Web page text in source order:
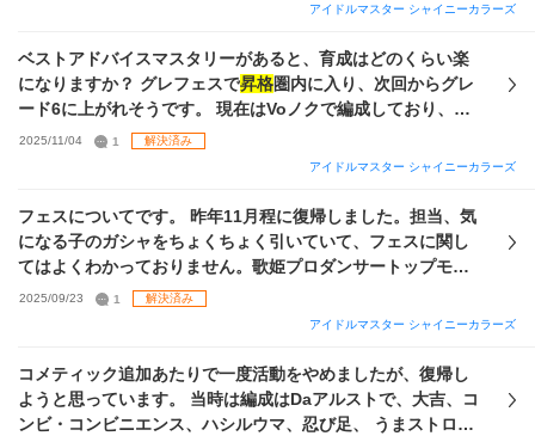
づきさんを使うべきカード よろしくお願いします^. ̫ .^
アイドルマスター シャイニーカラーズ
ベストアドバイスマスタリーがあると、育成はどのくらい楽
になりますか？ グレフェスで昇格圏内に入り、次回からグレ
ード6に上がれそうです。 現在はVoノクで編成しており、グ
レード7を目指したいと考えています。 ただ、始めてから5ヶ
月ほどしか経っておらず、サポートがかなり弱めでセイハロ
をあまり上げられず、基礎3％と6％に加えて、すり抜けで手
に入れたトワコレの基礎3％を入れて、なんとかトップモデル
やプロダンサーを発動できる状態です。 そのため引きたい気
こと、そして今後のノクチルの限定はなるべく引きたいとい
う気持ちもあり迷っています。 今回パラコレのはづきさんを
を待つべきか、どちらがおすすめでしょうか？ また、はづき
さんを引く場合は、完凸でないと効果は薄いですか？
2025/11/04 1
解決済み
アイドルマスター シャイニーカラーズ
フェスについてです。 昨年11月程に復帰しました。担当、気
になる子のガシャをちょくちょく引いていて、フェスに関し
てはよくわかっておりません。歌姫プロダンサートップモデ
ル下方修正前に作った放クラでグレ7タッチ、現在は
とグレ6で降格を繰り返しています。 グレ6可能ならグレ
でしょうか。 特訓はづきさんはp8s5、虹ピース160でどちら
も100要求、はづきさんシールが240枚でどちらも交換に150
要求の段階です。trueジュエルは天井2回分ほどあります。
2025/09/23 1
解決済み
アイドルマスター シャイニーカラーズ
コメティック追加あたりで一度活動をやめましたが、復帰し
ようと思っています。 当時は編成はDaアルストで、大吉、コ
ンビ・コンビニエンス、ハシルウマ、忍び足、 うまストロメ